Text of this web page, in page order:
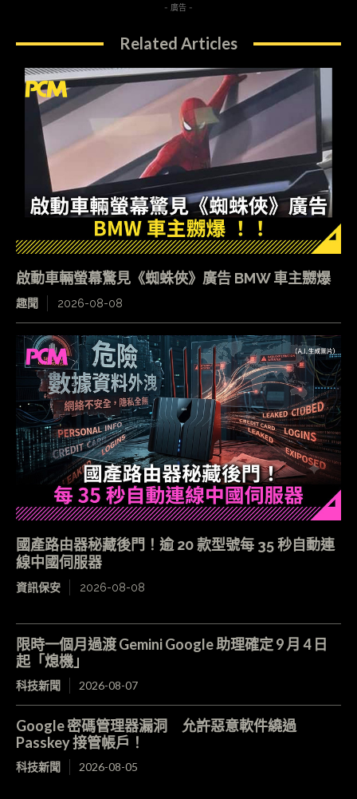
- 廣告 -
Related Articles
啟動車輛螢幕驚見《蜘蛛俠》廣告 BMW 車主嬲爆
趣聞 2026-08-08
國產路由器秘藏後門！逾 20 款型號每 35 秒自動連
線中國伺服器
資訊保安 2026-08-08
限時一個月過渡 Gemini Google 助理確定 9 月 4 日
起「熄機」
科技新聞 2026-08-07
Google 密碼管理器漏洞 允許惡意軟件繞過
Passkey 接管帳戶！
科技新聞 2026-08-05